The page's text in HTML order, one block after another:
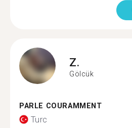
Z.
Gölcük
PARLE COURAMMENT
Turc